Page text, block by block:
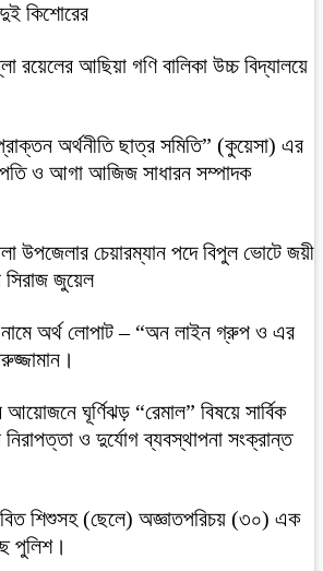
কিশোরের
রয়েলের আছিয়া গণি বালিকা উচ্চ বিদ্যালয়ে
প্রাক্তন অর্থনীতি ছাত্র সমিতি” (কুয়েসা) এর
ও আগা আজিজ সাধারন সম্পাদক
উপজেলার চেয়ারম্যান পদে বিপুল ভোটে জয়ী
জুয়েল
অর্থ লোপাট – “অন লাইন গ্রুপ ও এর
আয়োজনে ঘূর্ণিঝড় “রেমাল” বিষয়ে সার্বিক
ও দুর্যোগ ব্যবস্থাপনা সংক্রান্ত
শিশুসহ (ছেলে) অজ্ঞাতপরিচয় (৩০) এক
পুলিশ।